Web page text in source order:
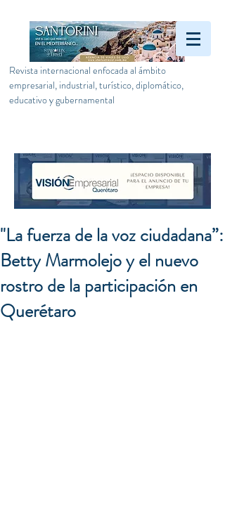
Revista internacional enfocada al ámbito
empresarial, industrial, turístico, diplomático,
educativo y gubernamental
"La fuerza de la voz ciudadana”:
Betty Marmolejo y el nuevo
rostro de la participación en
Querétaro